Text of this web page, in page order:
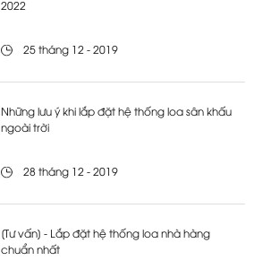
2022
25 tháng 12 - 2019
Những lưu ý khi lắp đặt hệ thống loa sân khấu
ngoài trời
28 tháng 12 - 2019
[Tư vấn] - Lắp đặt hệ thống loa nhà hàng
chuẩn nhất